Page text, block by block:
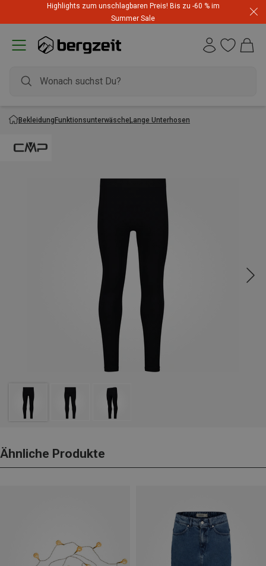
Highlights zum unschlagbaren Preis! Bis zu -60 % im
Summer Sale
BekleidungFunktionsunterwäscheLange Unterhosen
Ähnliche Produkte